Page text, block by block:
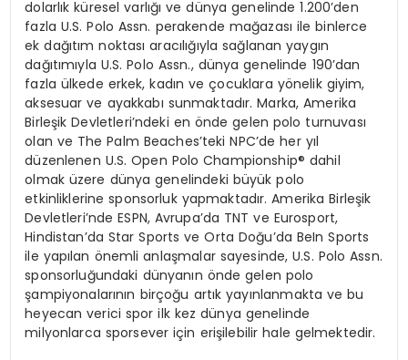
dolarlık küresel varlığıve dünya genelinde 1.200’den
fazla U.S. Polo Assn. perakende mağazası ile binlerce
ek dağıtım noktasıaracılığıyla sağlanan yaygın
dağıtımıyla U.S. Polo Assn., dünya genelinde 190’dan
fazla ülkede erkek, kadın veçocuklara yönelik giyim,
aksesuar ve ayakkabı sunmaktadır. Marka, Amerika
Birleşik Devletleri’ndeki en önde gelen polo turnuvası
olan ve The Palm Beaches’teki NPC’de her yıl
düzenlenen U.S. Open Polo Championship® dahil
olmak üzere dünya genelindeki büyük polo
etkinliklerine sponsorluk yapmaktadır. Amerika Birleşik
Devletleri’nde ESPN, Avrupa’da TNT ve Eurosport,
Hindistan’da Star Sports ve Orta Doğu’da BeIn Sports
ile yapılan önemli anlaşmalar sayesinde, U.S. Polo Assn.
sponsorluğundaki dünyanın önde gelen polo
şampiyonalarının birçoğu artık yayınlanmakta ve bu
heyecan verici spor ilk kez dünya genelinde
milyonlarca sporsever için erişilebilir hale gelmektedir.